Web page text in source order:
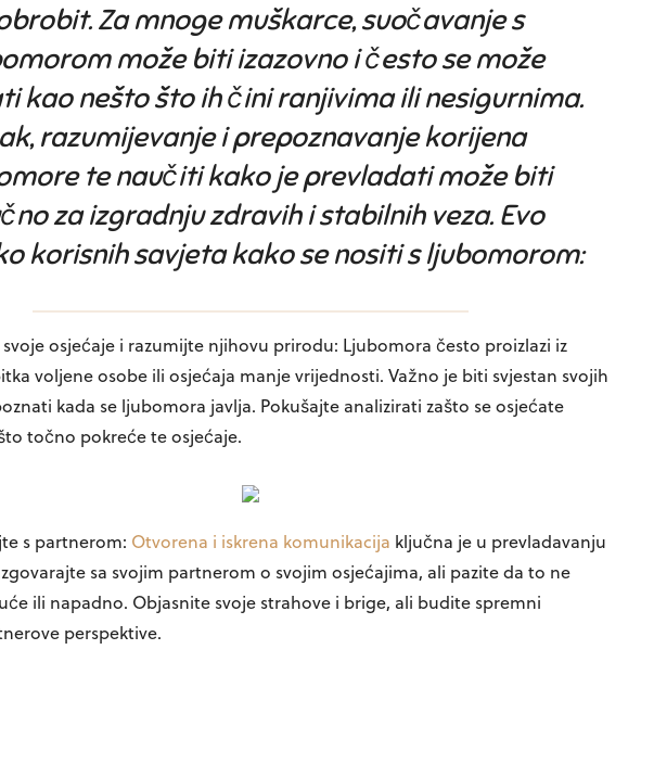
Za mnoge muškarce, suočavanje s
može biti izazovno i često se može
kao nešto što ih čini ranjivima ili nesigurnima.
razumijevanje i prepoznavanje korijena
te naučiti kako je prevladati može biti
za izgradnju zdravih i stabilnih veza. Evo
korisnih savjeta kako se nositi s ljubomorom:
svoje osjećaje i razumijte njihovu prirodu: Ljubomora često proizlazi iz
voljene osobe ili osjećaja manje vrijednosti. Važno je biti svjestan svojih
kada se ljubomora javlja. Pokušajte analizirati zašto se osjećate
točno pokreće te osjećaje.
s partnerom: Otvorena i iskrena komunikacija ključna je u prevladavanju
sa svojim partnerom o svojim osjećajima, ali pazite da to ne
ili napadno. Objasnite svoje strahove i brige, ali budite spremni
perspektive.